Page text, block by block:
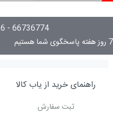
66736774 - 021-66736726 info@yabkala.com
7 روز هفته پاسخگوی شما هستیم
راهنمای خرید از یاب کالا
ثبت سفارش